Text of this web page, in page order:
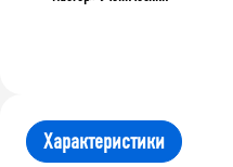
Характеристики